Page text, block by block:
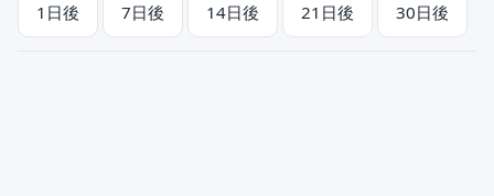
1日後 7日後 14日後 21日後 30日後